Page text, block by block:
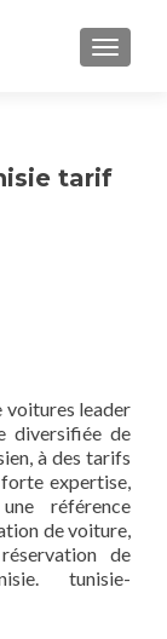
tarif
voitures leader
diversifiée de
à des tarifs
expertise,
référence
de voiture,
de
tunisie-